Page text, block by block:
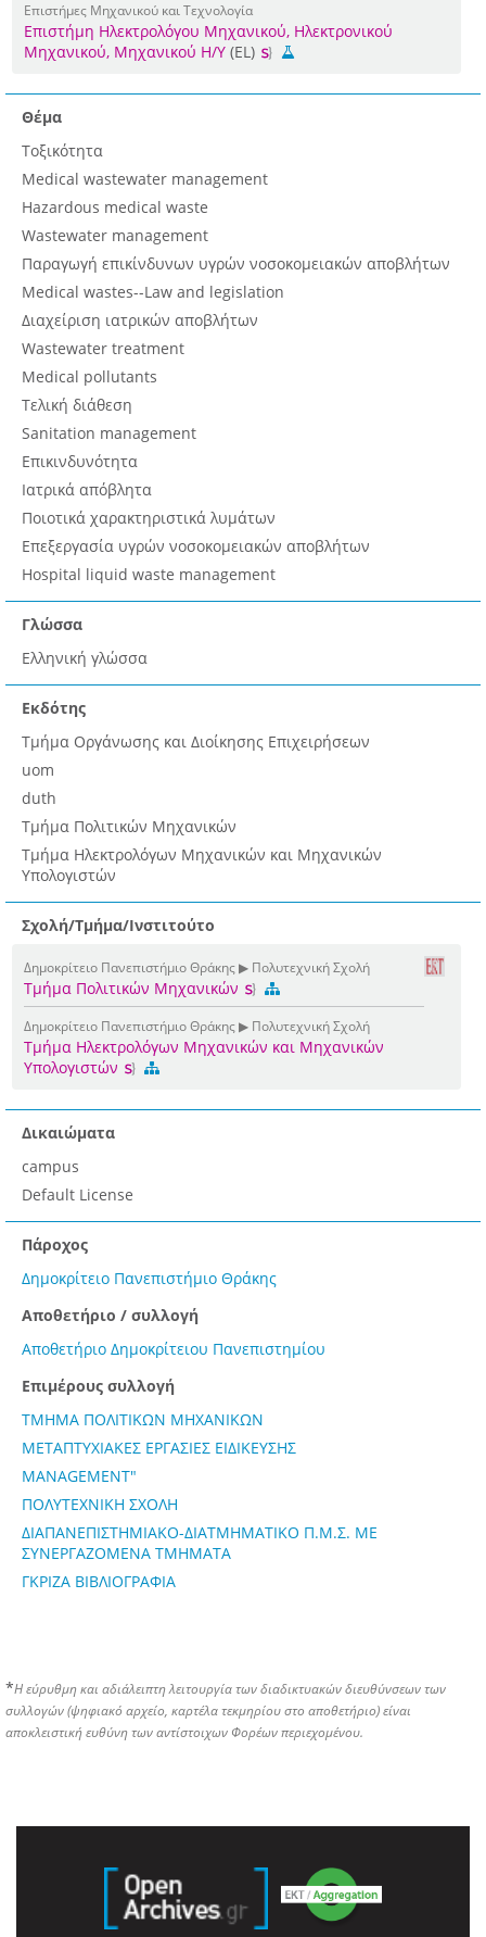
Επιστήμες Μηχανικού και Τεχνολογία
Επιστήμη Ηλεκτρολόγου Μηχανικού, Ηλεκτρονικού
Μηχανικού, Μηχανικού Η/Υ (EL)
Θέμα
Τοξικότητα
Medical wastewater management
Hazardous medical waste
Wastewater management
Παραγωγή επικίνδυνων υγρών νοσοκομειακών αποβλήτων
Medical wastes--Law and legislation
Διαχείριση ιατρικών αποβλήτων
Wastewater treatment
Medical pollutants
Τελική διάθεση
Sanitation management
Επικινδυνότητα
Ιατρικά απόβλητα
Ποιοτικά χαρακτηριστικά λυμάτων
Επεξεργασία υγρών νοσοκομειακών αποβλήτων
Hospital liquid waste management
Γλώσσα
Ελληνική γλώσσα
Εκδότης
Τμήμα Οργάνωσης και Διοίκησης Επιχειρήσεων
uom
duth
Τμήμα Πολιτικών Μηχανικών
Τμήμα Ηλεκτρολόγων Μηχανικών και Μηχανικών
Υπολογιστών
Σχολή/Τμήμα/Ινστιτούτο
Δημοκρίτειο Πανεπιστήμιο Θράκης ▶ Πολυτεχνική Σχολή
Τμήμα Πολιτικών Μηχανικών
Δημοκρίτειο Πανεπιστήμιο Θράκης ▶ Πολυτεχνική Σχολή
Τμήμα Ηλεκτρολόγων Μηχανικών και Μηχανικών
Υπολογιστών
Δικαιώματα
campus
Default License
Πάροχος
Δημοκρίτειο Πανεπιστήμιο Θράκης
Αποθετήριο / συλλογή
Αποθετήριο Δημοκρίτειου Πανεπιστημίου
Επιμέρους συλλογή
ΤΜΗΜΑ ΠΟΛΙΤΙΚΩΝ ΜΗΧΑΝΙΚΩΝ
ΜΕΤΑΠΤΥΧΙΑΚΕΣ ΕΡΓΑΣΙΕΣ ΕΙΔΙΚΕΥΣΗΣ
MANAGEMENT"
ΠΟΛΥΤΕΧΝΙΚΗ ΣΧΟΛΗ
ΔΙΑΠΑΝΕΠΙΣΤΗΜΙΑΚΟ-ΔΙΑΤΜΗΜΑΤΙΚΟ Π.Μ.Σ. ΜΕ
ΣΥΝΕΡΓΑΖΟΜΕΝΑ ΤΜΗΜΑΤΑ
ΓΚΡΙΖΑ ΒΙΒΛΙΟΓΡΑΦΙΑ
*Η εύρυθμη και αδιάλειπτη λειτουργία των διαδικτυακών διευθύνσεων των
συλλογών (ψηφιακό αρχείο, καρτέλα τεκμηρίου στο αποθετήριο) είναι
αποκλειστική ευθύνη των αντίστοιχων Φορέων περιεχομένου.